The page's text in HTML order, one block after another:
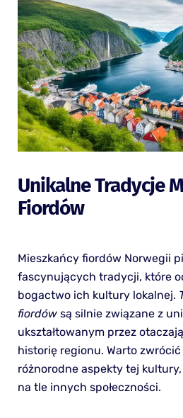
Unikalne Tradycje
Fiordów
Mieszkańcy fiordów Norwegii
fascynujących tradycji, które
bogactwo ich kultury lokalnej.
fiordówsą silnie związane z
ukształtowanym przez
historię regionu. Warto
różnorodne aspekty tej
na tle innych społeczności.